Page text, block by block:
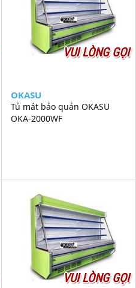
VUI LÒNG GỌI
OKASU
Tủ mát bảo quản OKASU
OKA-2000WF
VUI LÒNG GỌI